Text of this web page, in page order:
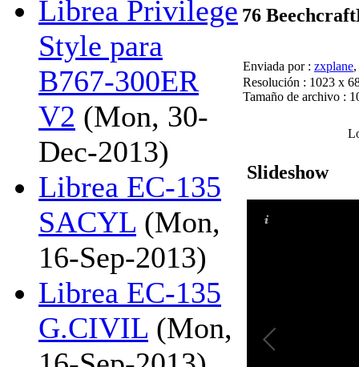
Librea Privilege
Style para
B767-300ER
V2 (Mon, 30-
Dec-2013)
Librea EC-135
SACYL (Mon,
16-Sep-2013)
Librea EC-135
G.CIVIL (Mon,
76
Enviada por : zxplane,
Resolución : 1023 x
Tamaño de archivo :
Slideshow